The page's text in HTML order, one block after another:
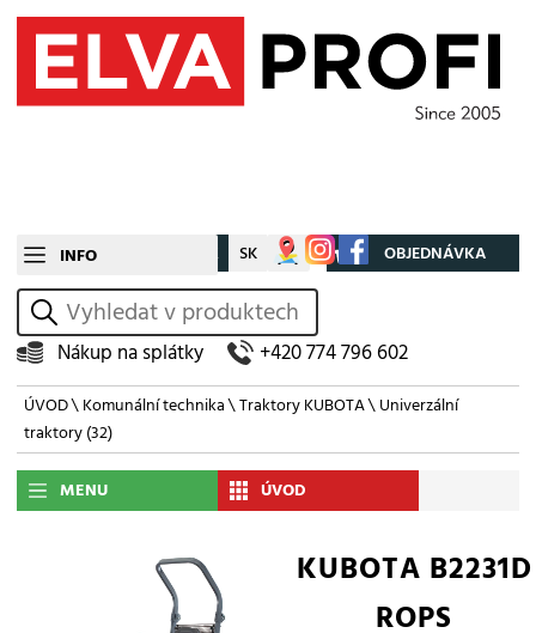
INFO CZ SK Můj účet OBJEDNÁVKA
vyhledat
Nákup na splátky +420 774 796 602
ÚVOD\Komunální technika\Traktory KUBOTA\Univerzální
traktory(32)
MENU ÚVOD
KUBOTA B2231D
ROPS